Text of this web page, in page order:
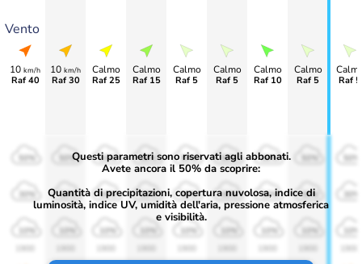
Vento
10 km/h
Raf 40
10 km/h
Raf 30
Calmo
Raf 25
Calmo
Raf 15
Calmo
Raf 5
Calmo
Raf 5
Calmo
Raf 10
Calmo
Raf 5 Raf 5
50%
30%
10%
50%
30%
50%
30%
10%
50%
30%
50%
30%
10%
50%
30%
50%
30%
10%
30% 30%
Questi parametri sono riservati agli abbonati.
Avete ancora il 50% da scoprire:
Quantità di precipitazioni, copertura nuvolosa, indice di
luminosità, indice UV, umidità dell'aria, pressione atmosferica
e visibilità.